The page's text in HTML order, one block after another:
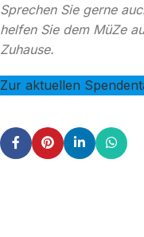
Sprechen Sie gerne
helfen Sie dem MüZe
Zuhause.
Zur aktuellen